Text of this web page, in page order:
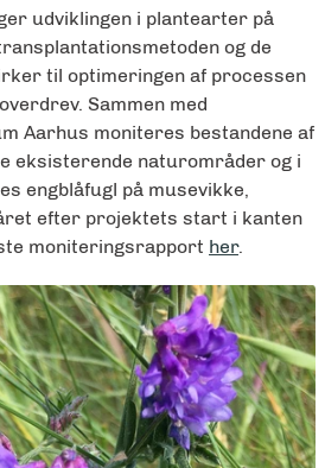
udviklingen i plantearter på
og de
til optimeringen af processen
Sammen med
Aarhus moniteres bestandene af
eksisterende naturområder og i
engblåfugl på musevikke,
efter projektets start i kanten
moniteringsrapport her.